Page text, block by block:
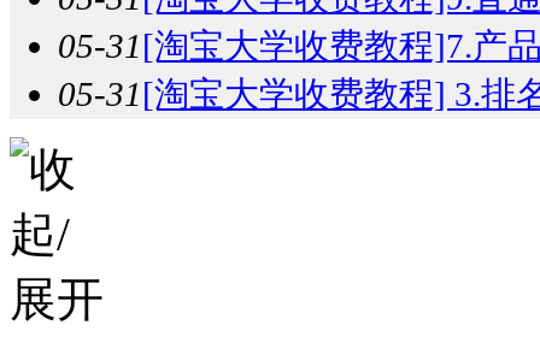
05-31[淘宝大学收费教程]7.产
05-31[淘宝大学收费教程] 3.排